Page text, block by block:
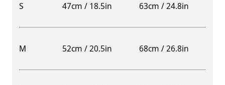
S 47cm / 18.5in 63cm / 24.8in
M 52cm / 20.5in 68cm / 26.8in
自由入力(60x180以内)
レギュラーのれん